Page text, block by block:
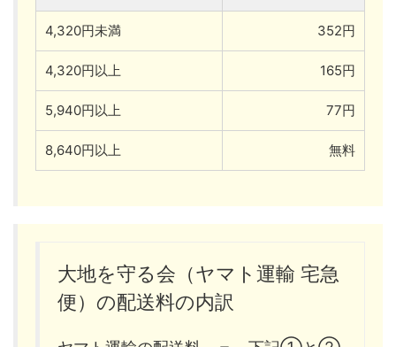
4,320円未満 352円
4,320円以上 165円
5,940円以上 77円
8,640円以上 無料
大地を守る会（ヤマト運輸 宅急
便）の配送料の内訳